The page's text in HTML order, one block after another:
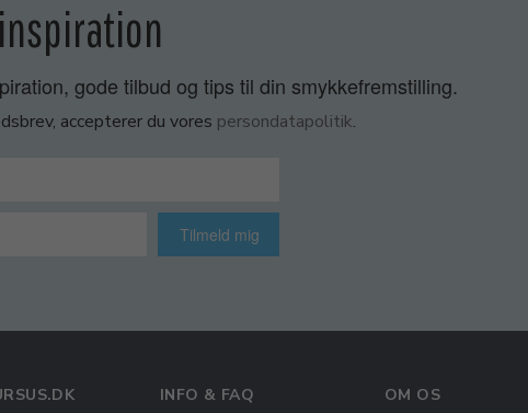
gode tilbud og tips til din smykkefremstilling.
accepterer du vores persondatapolitik.
Tilmeld mig
INFO & FAQ OM OS